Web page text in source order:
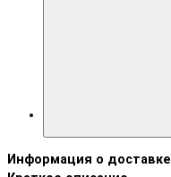
Информация о доставке